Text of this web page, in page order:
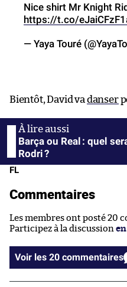
Nice shirt Mr Knight
https://t.co/
— Yaya Touré
Bientôt, David va danser
Barça ou Real : quel
Rodri ?
FL
Commentaires
Les membres ont posté 20
Participez à la discussion
Voir les 20 commentaires